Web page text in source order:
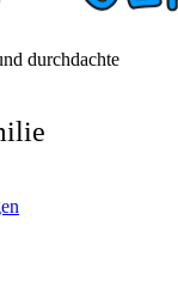
durchdachte